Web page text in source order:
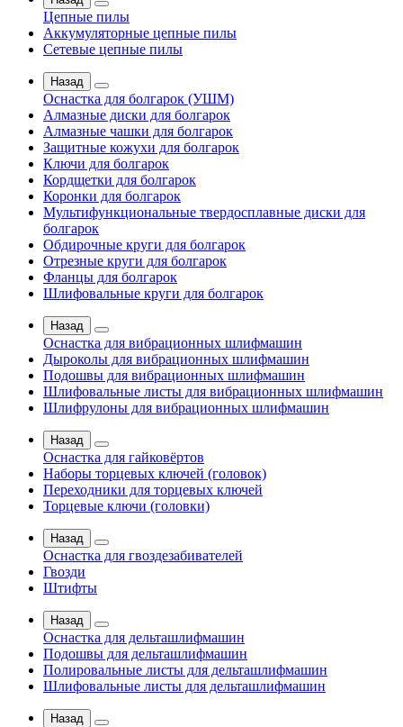
Цепные пилы
Аккумуляторные цепные пилы
Сетевые цепные пилы
Назад
Оснастка для болгарок (УШМ)
Алмазные диски для болгарок
Алмазные чашки для болгарок
Защитные кожухи для болгарок
Ключи для болгарок
Кордщетки для болгарок
Коронки для болгарок
Мультифункциональные твердосплавные диски для
болгарок
Обдирочные круги для болгарок
Отрезные круги для болгарок
Фланцы для болгарок
Шлифовальные круги для болгарок
Назад
Оснастка для вибрационных шлифмашин
Дыроколы для вибрационных шлифмашин
Подошвы для вибрационных шлифмашин
Шлифовальные листы для вибрационных шлифмашин
Шлифрулоны для вибрационных шлифмашин
Назад
Оснастка для гайковёртов
Наборы торцевых ключей (головок)
Переходники для торцевых ключей
Торцевые ключи (головки)
Назад
Оснастка для гвоздезабивателей
Гвозди
Штифты
Назад
Оснастка для дельташлифмашин
Подошвы для дельташлифмашин
Полировальные листы для дельташлифмашин
Шлифовальные листы для дельташлифмашин
Назад